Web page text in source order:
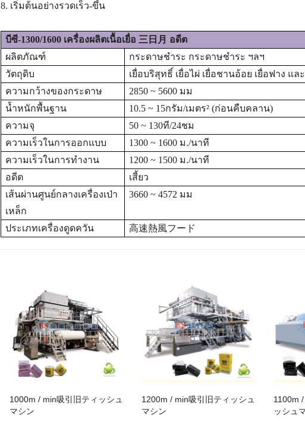
8. เริ่มต้นอย่างรวดเร็ว-ขึ้น
บีซี-1300/1600 เครื่องผลิตเนื้อเยื่อ 三日月 อดีต
ผลิตภัณฑ์
กระดาษชำระ กระดาษชำระ ฯลฯ
วัตถุดิบ
เยื่อบริสุทธิ์ เยื่อไผ่ เยื่อชานอ้อย เยื่อฟาง แล
ความกว้างของกระดาษ
2850 ~ 5600 มม
น้ำหนักพื้นฐาน
10.5 ~ 15กรัม/เมตร² (ก่อนคืบคลาน)
ความจุ
50 ~ 130ที/24ชม
ความเร็วในการออกแบบ
1300 ~ 1600 ม./นาที
ความเร็วในการทำงาน
1200 ~ 1500 ม./นาที
อดีต
เสี้ยว
เส้นผ่านศูนย์กลางเครื่องเป่า
เหล็ก
3660 ~ 4572 มม
ประเภทเครื่องดูดควัน 高速熱風フード
1000m / min吸引旧ティッシュ
マシン
1200m / min吸引旧ティッシュ
マシン
1100m
ッシュ